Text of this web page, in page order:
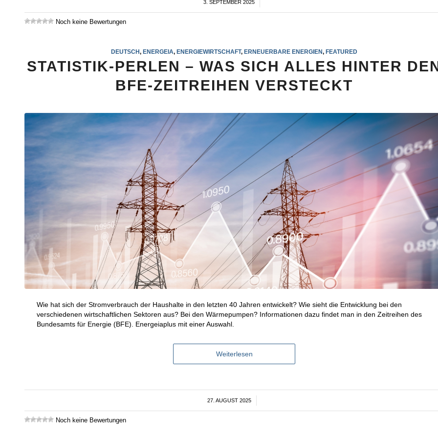
3. SEPTEMBER 2025
/
Noch keine Bewertungen
DEUTSCH,ENERGEIA,ENERGIEWIRTSCHAFT,ERNEUERBARE ENERGIEN,FEATURED
STATISTIK-PERLEN – WAS SICH ALLES HINTER
BFE-ZEITREIHEN VERSTECKT
Wie hat sich der Stromverbrauch der Haushalte in den letzten 40 Jahren entwickelt? Wie sieht die Entwicklung bei den
verschiedenen wirtschaftlichen Sektoren aus? Bei den Wärmepumpen? Informationen dazu findet man in den Zeitreihen des
Bundesamts für Energie (BFE). Energeiaplus mit einer Auswahl.
Weiterlesen
27. AUGUST 2025
/
Noch keine Bewertungen